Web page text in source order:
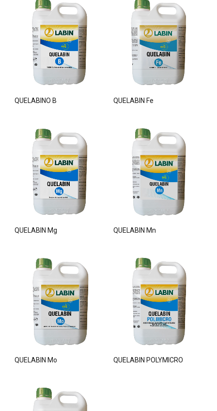
QUELABINO B QUELABIN Fe
QUELABIN Mg QUELABIN Mn
QUELABIN Mo QUELABIN POLYMICRO